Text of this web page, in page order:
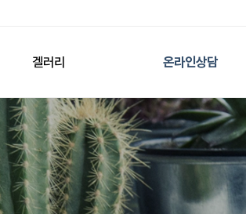
겔러리 온라인상담